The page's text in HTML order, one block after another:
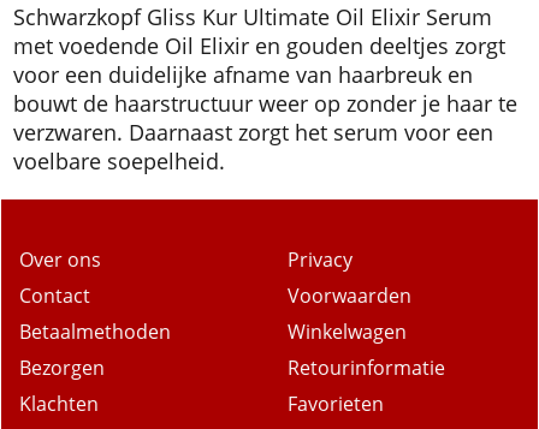
Schwarzkopf Gliss Kur Ultimate Oil Elixir Serum
met voedende Oil Elixir en gouden deeltjes zorgt
voor een duidelijke afname van haarbreuk en
bouwt de haarstructuur weer op zonder je haar te
verzwaren. Daarnaast zorgt het serum voor een
voelbare soepelheid.
Over ons
Contact
Betaalmethoden
Bezorgen
Klachten
Privacy
Voorwaarden
Winkelwagen
Retourinformatie
Favorieten